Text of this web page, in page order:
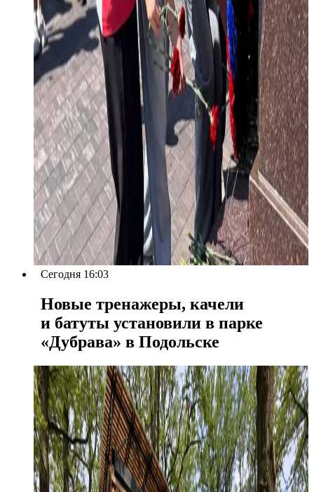
Сегодня 16:03
Новые тренажеры, качели
и батуты установили в парке
«Дубрава» в Подольске